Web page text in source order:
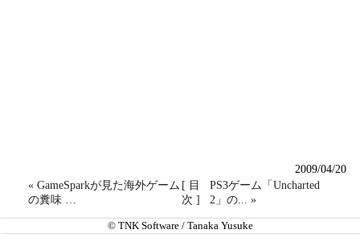
2009/04/20
« GameSparkが見た海外ゲーム
の糞味 …
[ 目
次 ]
PS3ゲーム「Uncharted
2」の... »
© TNK Software / Tanaka Yusuke